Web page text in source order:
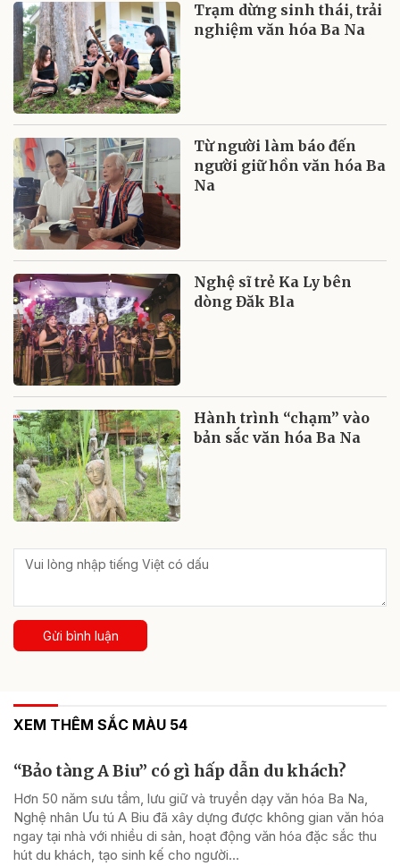
Trạm dừng sinh thái, trải
nghiệm văn hóa Ba Na
Từ người làm báo đến
người giữ hồn văn hóa Ba
Na
Nghệ sĩ trẻ Ka Ly bên
dòng Đăk Bla
Hành trình “chạm” vào
bản sắc văn hóa Ba Na
Gửi bình luận
XEM THÊM SẮC MÀU 54
“Bảo tàng A Biu” có gì hấp dẫn du khách?
Hơn 50 năm sưu tầm, lưu giữ và truyền dạy văn hóa Ba Na,
Nghệ nhân Ưu tú A Biu đã xây dựng được không gian văn hóa
ngay tại nhà với nhiều di sản, hoạt động văn hóa đặc sắc thu
hút du khách, tạo sinh kế cho người...